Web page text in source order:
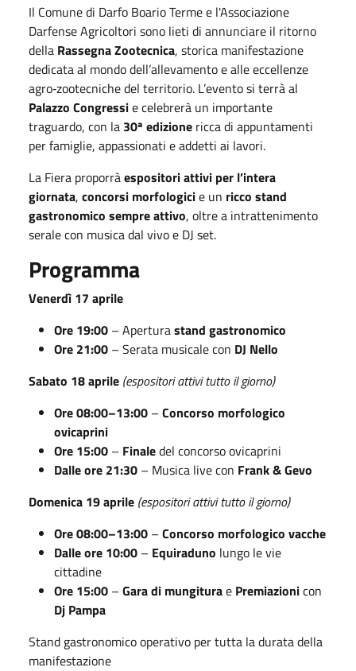
Il Comune di Darfo Boario Terme e l'Associazione
Darfense Agricoltori sono lieti di annunciare il ritorno
della RassegnaZootecnica, storica manifestazione
dedicata al mondo dell’allevamento e alle eccellenze
agro‑zootecniche del territorio. L’evento si terrà al
Palazzo Congressie celebrerà un importante
traguardo, con la 30ª edizione ricca di appuntamenti
per famiglie, appassionati e addetti ai lavori.
La Fiera proporràespositori attivi per l’intera
giornata, concorsi morfologicie un ricco stand
gastronomico sempre attivo, oltre a intrattenimento
serale con musica dal vivo e DJ set.
Programma
Venerdì 17 aprile
Ore 19:00 – Aperturastand gastronomico
Ore 21:00 – Serata musicale con DJ Nello
Sabato 18 aprile (espositori attivi tutto il giorno)
Ore 08:00–13:00 – Concorso morfologico
ovicaprini
Ore 15:00 – Finaledel concorso ovicaprini
Dalle ore 21:30 – Musica live con Frank & Gevo
Domenica 19 aprile (espositori attivi tutto il giorno)
Ore 08:00–13:00 – Concorso morfologico vacche
Dalle ore 10:00 – Equiraduno lungo le vie
cittadine
Ore 15:00 – Gara di mungiturae Premiazionicon
Dj Pampa
Stand gastronomico operativo per tutta la durata della
manifestazione